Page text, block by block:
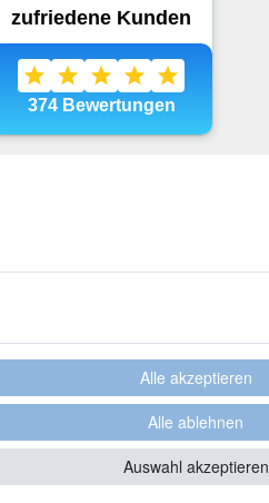
Alle akzeptieren
Alle ablehnen
Auswahl akzeptieren